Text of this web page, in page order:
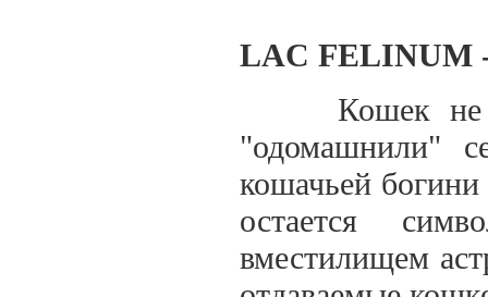
LAC
Кошек не
"одомашнили"
кошачьей
остается
вместилищем